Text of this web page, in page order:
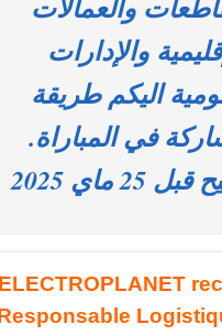
والعمالات
والإدارات
اليكم طريقة
في المباراة.
25 ماي 2025
ELECTROPLANET